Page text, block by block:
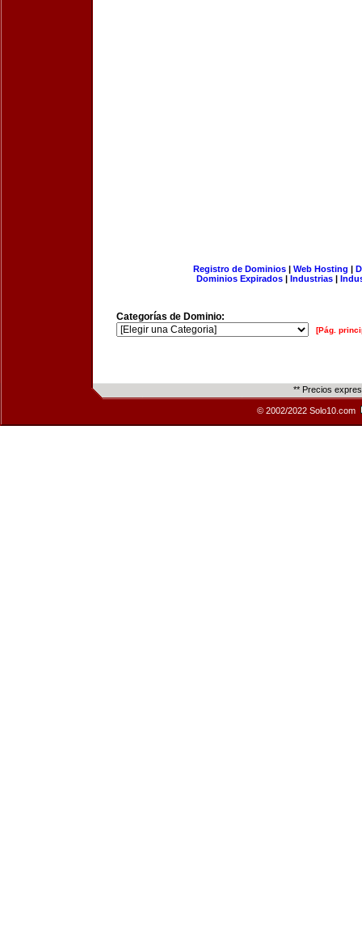
Registro de Dominios| Web Hosting |
Dominios Expirados | Industrias |
Categorías de Dominio:
[Pág.
** Precios
© 2002/2022 Solo10.com